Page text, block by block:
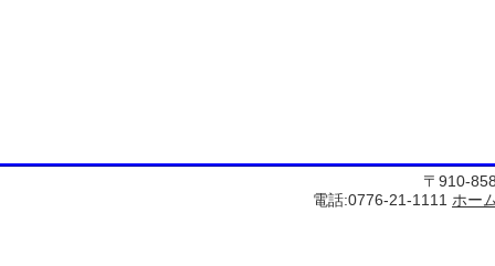
〒910-
電話:0776-21-1111 ホー